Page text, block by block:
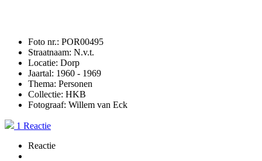
Foto nr.: POR00495
Straatnaam: N.v.t.
Locatie: Dorp
Jaartal: 1960 - 1969
Thema: Personen
Collectie: HKB
Fotograaf: Willem van Eck
1 Reactie
Reactie